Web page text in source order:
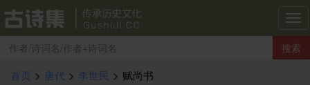
古
诗
集
搜索
首页 > 唐代 > 李世民 > 赋尚书